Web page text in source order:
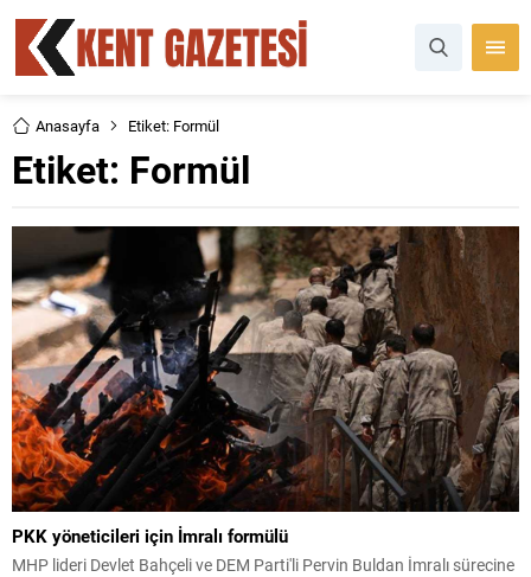
Anasayfa Etiket: Formül
Etiket: Formül
PKK yöneticileri için İmralı formülü
MHP lideri Devlet Bahçeli ve DEM Parti'li Pervin Buldan İmralı sürecine